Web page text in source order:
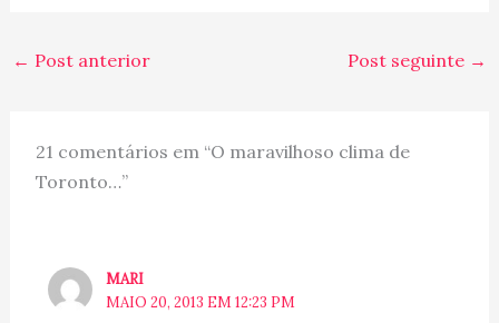
← Post anterior Post seguinte →
21 comentários em “O maravilhoso clima de
Toronto…”
MARI
MAIO 20, 2013 EM 12:23 PM